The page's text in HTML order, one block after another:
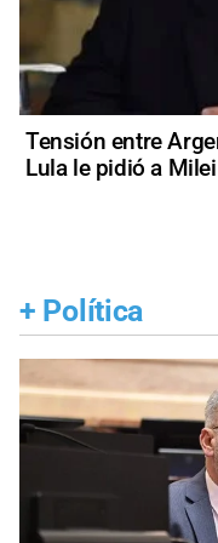
Tensión entre
Lula le pidió a
+ Política